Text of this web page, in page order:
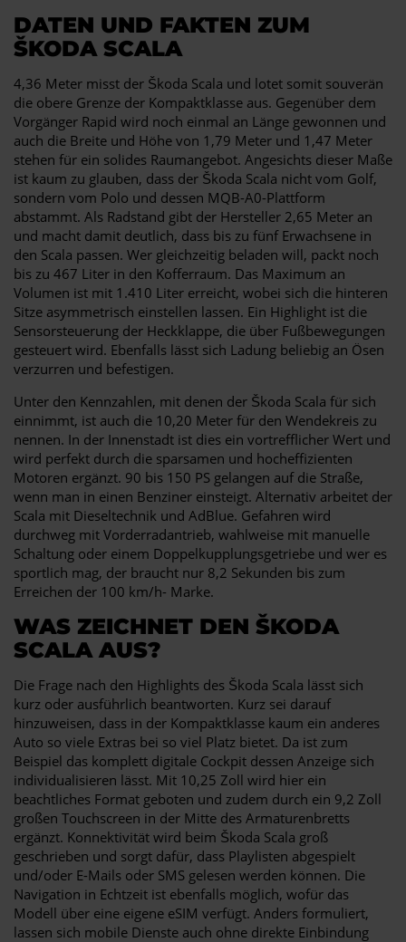
DATEN UND FAKTEN ZUM
ŠKODA SCALA
4,36 Meter misst der Škoda Scala und lotet somit souverän
die obere Grenze der Kompaktklasse aus. Gegenüber dem
Vorgänger Rapid wird noch einmal an Länge gewonnen und
auch die Breite und Höhe von 1,79 Meter und 1,47 Meter
stehen für ein solides Raumangebot. Angesichts dieser Maße
ist kaum zu glauben, dass der Škoda Scala nicht vom Golf,
sondern vom Polo und dessen MQB-A0-Plattform
abstammt. Als Radstand gibt der Hersteller 2,65 Meter an
und macht damit deutlich, dass bis zu fünf Erwachsene in
den Scala passen. Wer gleichzeitig beladen will, packt noch
bis zu 467 Liter in den Kofferraum. Das Maximum an
Volumen ist mit 1.410 Liter erreicht, wobei sich die hinteren
Sitze asymmetrisch einstellen lassen. Ein Highlight ist die
Sensorsteuerung der Heckklappe, die über Fußbewegungen
gesteuert wird. Ebenfalls lässt sich Ladung beliebig an Ösen
verzurren und befestigen.
Unter den Kennzahlen, mit denen der Škoda Scala für sich
einnimmt, ist auch die 10,20 Meter für den Wendekreis zu
nennen. In der Innenstadt ist dies ein vortrefflicher Wert und
wird perfekt durch die sparsamen und hocheffizienten
Motoren ergänzt. 90 bis 150 PS gelangen auf die Straße,
wenn man in einen Benziner einsteigt. Alternativ arbeitet der
Scala mit Dieseltechnik und AdBlue. Gefahren wird
durchweg mit Vorderradantrieb, wahlweise mit manuelle
Schaltung oder einem Doppelkupplungsgetriebe und wer es
sportlich mag, der braucht nur 8,2 Sekunden bis zum
Erreichen der 100 km/h- Marke.
WAS ZEICHNET DEN ŠKODA
SCALA AUS?
Die Frage nach den Highlights des Škoda Scala lässt sich
kurz oder ausführlich beantworten. Kurz sei darauf
hinzuweisen, dass in der Kompaktklasse kaum ein anderes
Auto so viele Extras bei so viel Platz bietet. Da ist zum
Beispiel das komplett digitale Cockpit dessen Anzeige sich
individualisieren lässt. Mit 10,25 Zoll wird hier ein
beachtliches Format geboten und zudem durch ein 9,2 Zoll
großen Touchscreen in der Mitte des Armaturenbretts
ergänzt. Konnektivität wird beim Škoda Scala groß
geschrieben und sorgt dafür, dass Playlisten abgespielt
und/oder E-Mails oder SMS gelesen werden können. Die
Navigation in Echtzeit ist ebenfalls möglich, wofür das
Modell über eine eigene eSIM verfügt. Anders formuliert,
lassen sich mobile Dienste auch ohne direkte Einbindung